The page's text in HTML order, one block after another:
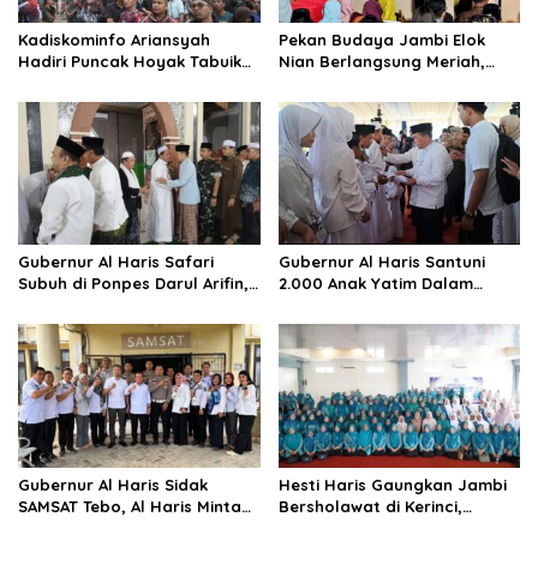
o
s
Kadiskominfo Ariansyah
Hadiri Puncak Hoyak Tabuik
Mewakili Gubernur Jambi
Pekan Budaya Jambi Elok
Nian Berlangsung Meriah,
Taman Mini Melayu Jambi
Gubernur Al Haris Safari
Subuh di Ponpes Darul Arifin,
Pengajian
Gubernur Al Haris Santuni
2.000 Anak Yatim Dalam
H
Gubernur Al Haris Sidak
SAMSAT Tebo, Al Haris Minta
Hesti Haris Gaungkan Jambi
Bersholawat di Kerinci,